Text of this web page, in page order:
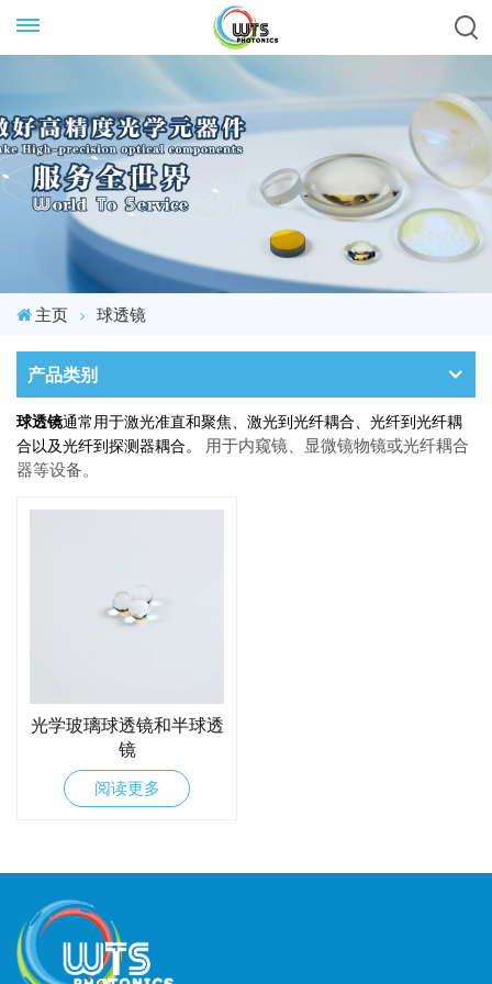
主页 球透镜
产品类别
球透镜通常用于激光准直和聚焦、激光到光纤耦合、光纤到光纤耦
合以及光纤到探测器耦合。
用于内窥镜、显微镜物镜或光纤耦合
器等设备。
光学玻璃球透镜和半球透
镜
阅读更多